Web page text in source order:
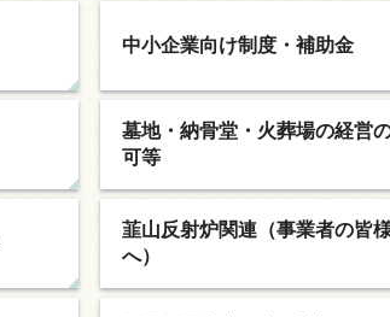
中小企業向け制度・補助金
墓地・納骨堂・火葬場の経営
可等
韮山反射炉関連（事業者の皆
へ）